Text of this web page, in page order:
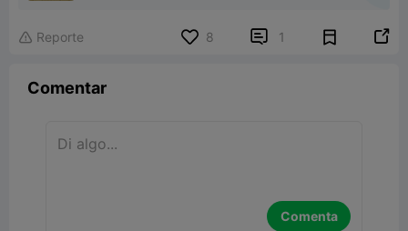
 Reporte 8  1 
Comentar
Comenta